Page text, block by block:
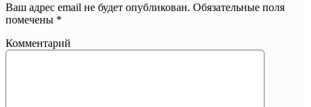
Ваш адрес email не будет опубликован. Обязательные поля
помечены *
Комментарий